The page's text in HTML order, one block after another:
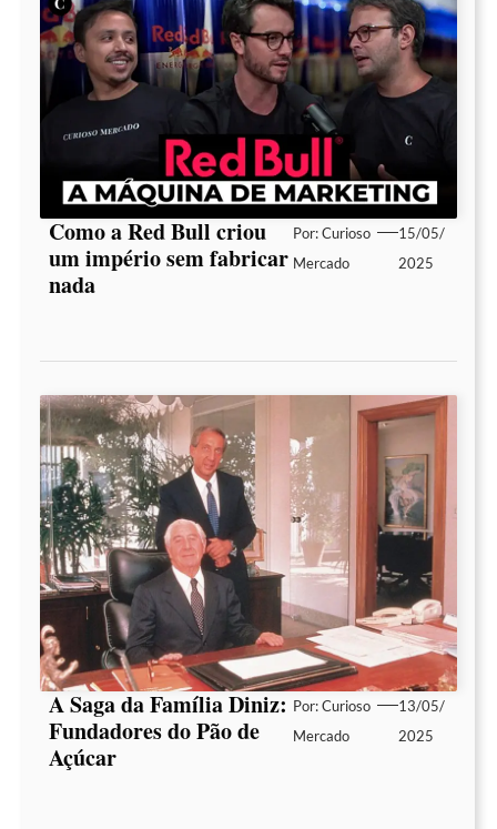
Como a Red Bull criou
um império sem fabricar
nada
Por:Curioso
Mercado
15/05/
2025
A Saga da Família Diniz:
Fundadores do Pão de
Açúcar
Por:Curioso
Mercado
13/05/
2025